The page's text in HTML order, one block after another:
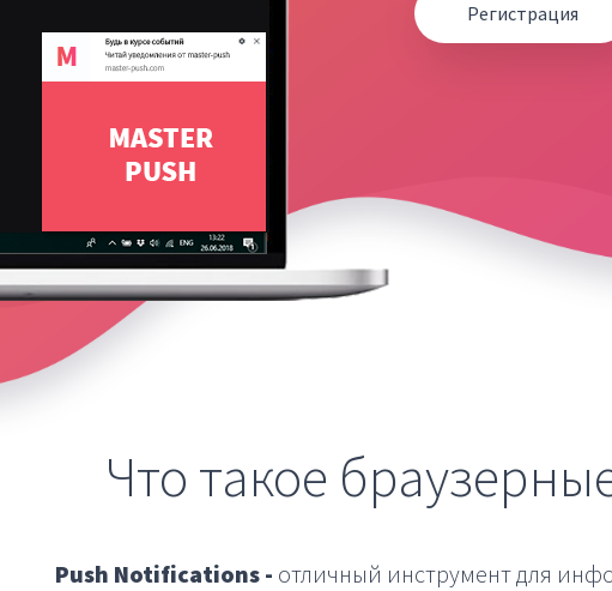
Регистрация
Что такое
Push Notifications - отличный инструмент для